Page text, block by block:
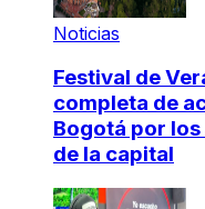
Noticias
Festival de
completa de
Bogotá por
de la capital